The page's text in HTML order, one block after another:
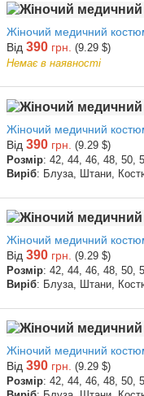
Жіночий медичний
Від 390 грн. (9.29 $)
Немає в наявності
Жіночий медичний
Від 390 грн. (9.29 $)
Розмір: 42, 44, 46, 48, 50,
Виріб: Блуза, Штани,
Жіночий медичний
Від 390 грн. (9.29 $)
Розмір: 42, 44, 46, 48, 50,
Виріб: Блуза, Штани,
Жіночий медичний
Від 390 грн. (9.29 $)
Розмір: 42, 44, 46, 48, 50,